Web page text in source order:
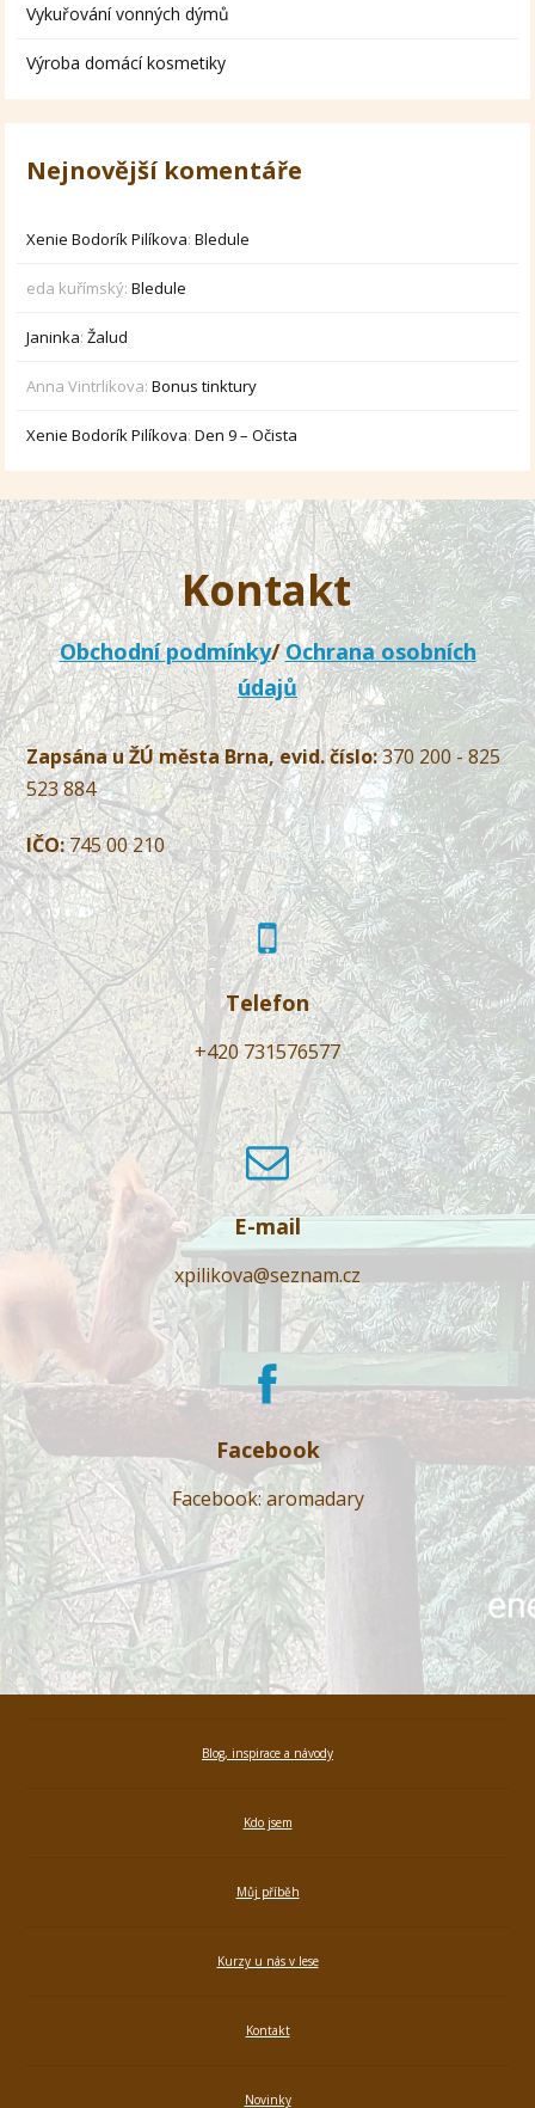
Vykuřování vonných dýmů
Výroba domácí kosmetiky
Nejnovější komentáře
Xenie Bodorík Pilíkova:Bledule
eda kuřímský:Bledule
Janinka:Žalud
Anna Vintrlikova:Bonus tinktury
Xenie Bodorík Pilíkova:Den 9 – Očista
Kontakt
Obchodní podmínky/Ochrana osobních
údajů
Zapsána u ŽÚ města Brna, evid. číslo:370 200 - 825
523 884
IČO:745 00 210
Telefon
+420 731576577
E-mail
xpilikova@seznam.cz
Facebook
Facebook: aromadary
Blog, inspirace a návody
Kdo jsem
Můj příběh
Kurzy u nás v lese
Kontakt
Novinky